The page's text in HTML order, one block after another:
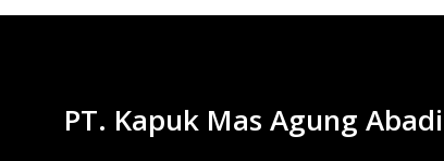
PT. Kapuk Mas Agung Abadi